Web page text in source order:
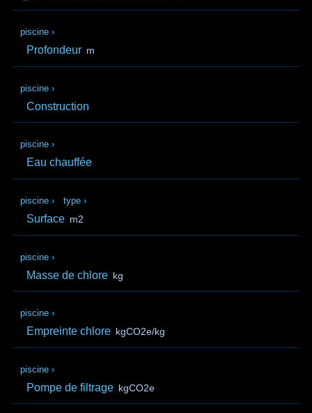
piscine ›
Profondeur m
piscine ›
Construction
piscine ›
Eau chauffée
piscine › type ›
Surface m2
piscine ›
Masse de chlore kg
piscine ›
Empreinte chlore kgCO2e/kg
piscine ›
Pompe de filtrage kgCO2e